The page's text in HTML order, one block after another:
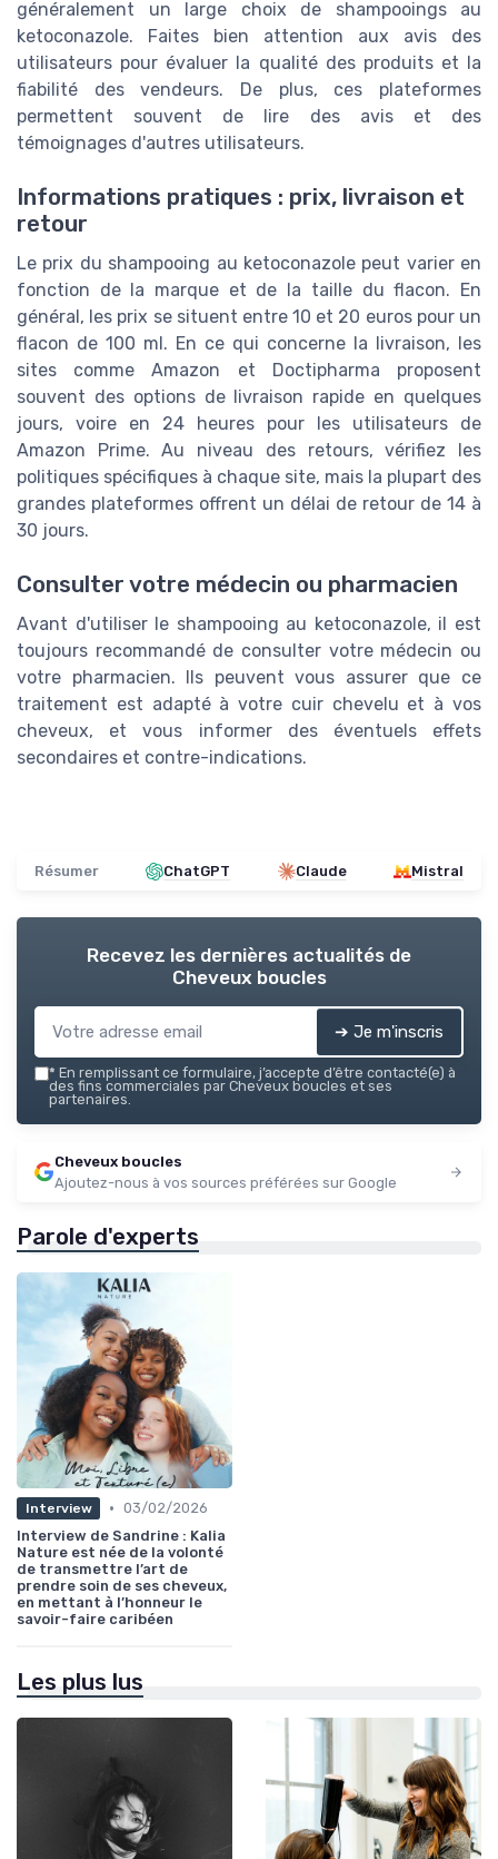
généralement un large choix de shampooings au
ketoconazole. Faites bien attention aux avis des
utilisateurs pour évaluer la qualité des produits et la
fiabilité des vendeurs. De plus, ces plateformes
permettent souvent de lire des avis et des
témoignages d'autres utilisateurs.
Informations pratiques : prix, livraison et
retour
Le prix du shampooing au ketoconazole peut varier en
fonction de la marque et de la taille du flacon. En
général, les prix se situent entre 10 et 20 euros pour un
flacon de 100 ml. En ce qui concerne la livraison, les
sites comme Amazon et Doctipharma proposent
souvent des options de livraison rapide en quelques
jours, voire en 24 heures pour les utilisateurs de
Amazon Prime. Au niveau des retours, vérifiez les
politiques spécifiques à chaque site, mais la plupart des
grandes plateformes offrent un délai de retour de 14 à
30 jours.
Consulter votre médecin ou pharmacien
Avant d'utiliser le shampooing au ketoconazole, il est
toujours recommandé de consulter votre médecin ou
votre pharmacien. Ils peuvent vous assurer que ce
traitement est adapté à votre cuir chevelu et à vos
cheveux, et vous informer des éventuels effets
secondaires et contre-indications.
Résumer ChatGPT Claude Mistral
Recevez les dernières actualités de
Cheveux boucles
➔ Je m'inscris
* En remplissant ce formulaire, j’accepte d’être contacté(e) à
des fins commerciales par Cheveux boucles et ses
partenaires.
Cheveux boucles
Ajoutez-nous à vos sources préférées sur Google
Parole d'experts
Interview • 03/02/2026
Interview de Sandrine : Kalia
Nature est née de la volonté
de transmettre l’art de
prendre soin de ses cheveux,
en mettant à l’honneur le
savoir-faire caribéen
Les plus lus